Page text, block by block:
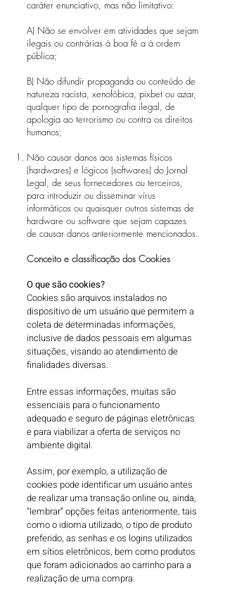
caráter enunciativo, mas não limitativo:
A) Não se envolver em atividades que sejam
ilegais ou contrárias à boa fé a à ordem
pública;
B) Não difundir propaganda ou conteúdo de
natureza racista, xenofóbica, pixbet ou azar,
qualquer tipo de pornografia ilegal, de
apologia ao terrorismo ou contra os direitos
humanos;
Não causar danos aos sistemas físicos
(hardwares) e lógicos (softwares) do Jornal
Legal, de seus fornecedores ou terceiros,
para introduzir ou disseminar vírus
informáticos ou quaisquer outros sistemas de
hardware ou software que sejam capazes
de causar danos anteriormente mencionados.
Conceito e classificação dos Cookies
O que são cookies?
Cookies são arquivos instalados no
dispositivo de um usuário que permitem a
coleta de determinadas informações,
inclusive de dados pessoais em algumas
situações, visando ao atendimento de
finalidades diversas.
Entre essas informações, muitas são
essenciais para o funcionamento
adequado e seguro de páginas eletrônicas
e para viabilizar a oferta de serviços no
ambiente digital.
Assim, por exemplo, a utilização de
cookies pode identificar um usuário antes
de realizar uma transação online ou, ainda,
“lembrar” opções feitas anteriormente, tais
como o idioma utilizado, o tipo de produto
preferido, as senhas e os logins utilizados
em sítios eletrônicos, bem como produtos
que foram adicionados ao carrinho para a
realização de uma compra.